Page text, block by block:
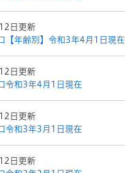
日更新
【年齢別】令和3年4月1日現在
日更新
令和3年4月1日現在
日更新
令和3年3月1日現在
日更新